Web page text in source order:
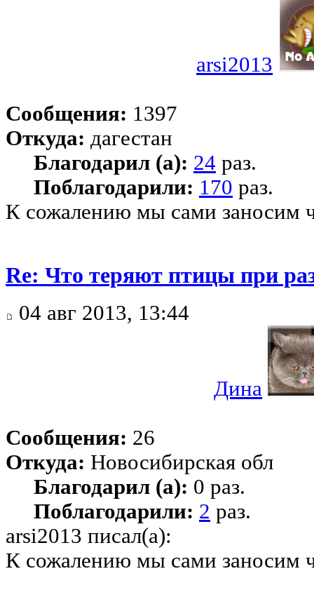
arsi2013
Сообщения: 1397
Откуда: дагестан
Благодарил (а): 24 раз.
Поблагодарили: 170 раз.
К сожалению мы сами заносим
Re: Что теряют птицы при
04 авг 2013, 13:44
Дина
Сообщения: 26
Откуда: Новосибирская обл
Благодарил (а): 0 раз.
Поблагодарили: 2 раз.
arsi2013 писал(а):
К сожалению мы сами заносим